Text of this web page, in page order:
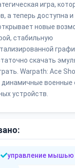
игра,
а теперь доступна
новые
стабильную
скачать
Warpath: Ace
динамичные
устройств.
управление мышью